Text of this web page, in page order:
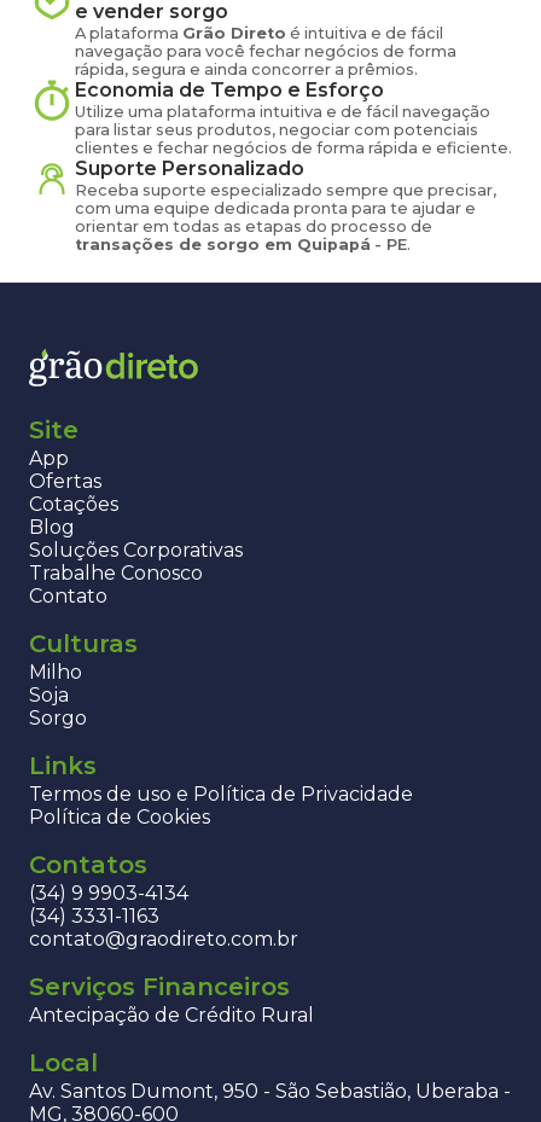
e vender sorgo
A plataforma Grão Direto é intuitiva e de fácil
navegação para você fechar negócios de forma
rápida, segura e ainda concorrer a prêmios.
Economia de Tempo e Esforço
Utilize uma plataforma intuitiva e de fácil navegação
para listar seus produtos, negociar com potenciais
clientes e fechar negócios de forma rápida e eficiente.
Suporte Personalizado
Receba suporte especializado sempre que precisar,
com uma equipe dedicada pronta para te ajudar e
orientar em todas as etapas do processo de
transações de sorgo em Quipapá - PE.
Site
App
Ofertas
Cotações
Blog
Soluções Corporativas
Trabalhe Conosco
Contato
Culturas
Milho
Soja
Sorgo
Links
Termos de uso e Política de Privacidade
Política de Cookies
Contatos
(34) 9 9903-4134
(34) 3331-1163
contato@graodireto.com.br
Serviços Financeiros
Antecipação de Crédito Rural
Local
Av. Santos Dumont, 950 - São Sebastião, Uberaba -
MG, 38060-600